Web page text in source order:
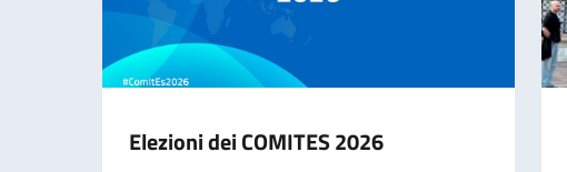
Elezioni dei COMITES 2026